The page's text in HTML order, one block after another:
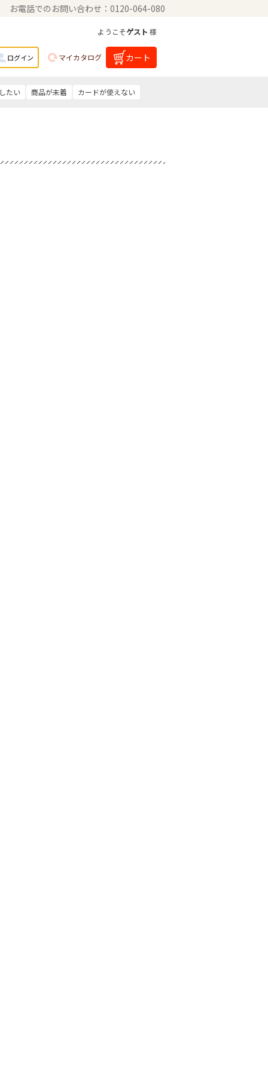
お電話でのお問い合わせ：0120-064-080
ようこそゲスト 様
ログイン マイカタログ カート
たい 商品が未着 カードが使えない